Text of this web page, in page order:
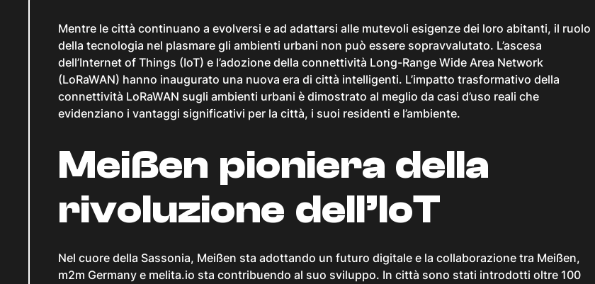
Mentre le città continuano a evolversi e ad adattarsi alle mutevoli esigenze dei loro abitanti, il ruolo
della tecnologia nel plasmare gli ambienti urbani non può essere sopravvalutato. L’ascesa
dell’Internet of Things (IoT) e l’adozione della connettività Long-Range Wide Area Network
(LoRaWAN) hanno inaugurato una nuova era di città intelligenti. L’impatto trasformativo della
connettività LoRaWAN sugli ambienti urbani è dimostrato al meglio da casi d’uso reali che
evidenziano i vantaggi significativi per la città, i suoi residenti e l’ambiente.
Meißen pioniera della
rivoluzione dell’IoT
Nel cuore della Sassonia, Meißen sta adottando un futuro digitale e la collaborazione tra Meißen,
m2m Germany e melita.io sta contribuendo al suo sviluppo. In città sono stati introdotti oltre 100